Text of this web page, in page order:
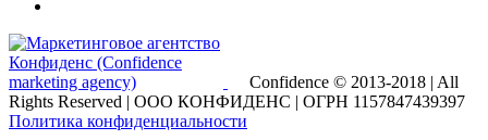
Confidence © 2013-2018 | All
Rights Reserved | ООО КОНФИДЕНС | ОГРН 1157847439397
Политика конфиденциальности